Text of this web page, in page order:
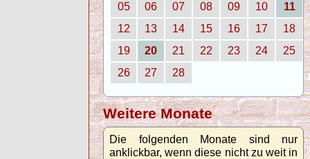
05
06 07 08 09 10
11
12
13 14 15 16 17
18
19
20 21 22 23 24
25
26
27 28
Weitere Monate
Die folgenden Monate sind nur
anklickbar, wenn diese nicht zu weit in